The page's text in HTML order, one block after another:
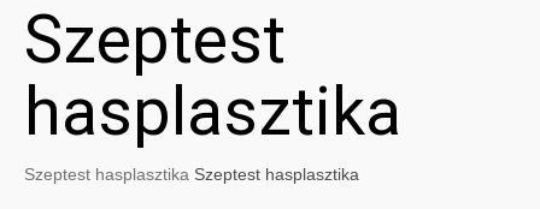
Szeptest
hasplasztika
Szeptest hasplasztika Szeptest hasplasztika